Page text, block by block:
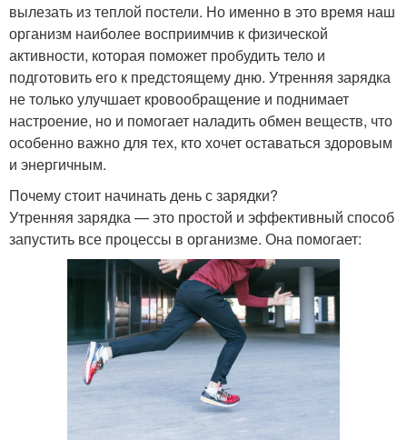
вылезать из теплой постели. Но именно в это время наш
организм наиболее восприимчив к физической
активности, которая поможет пробудить тело и
подготовить его к предстоящему дню. Утренняя зарядка
не только улучшает кровообращение и поднимает
настроение, но и помогает наладить обмен веществ, что
особенно важно для тех, кто хочет оставаться здоровым
и энергичным.
Почему стоит начинать день с зарядки?
Утренняя зарядка — это простой и эффективный способ
запустить все процессы в организме. Она помогает: